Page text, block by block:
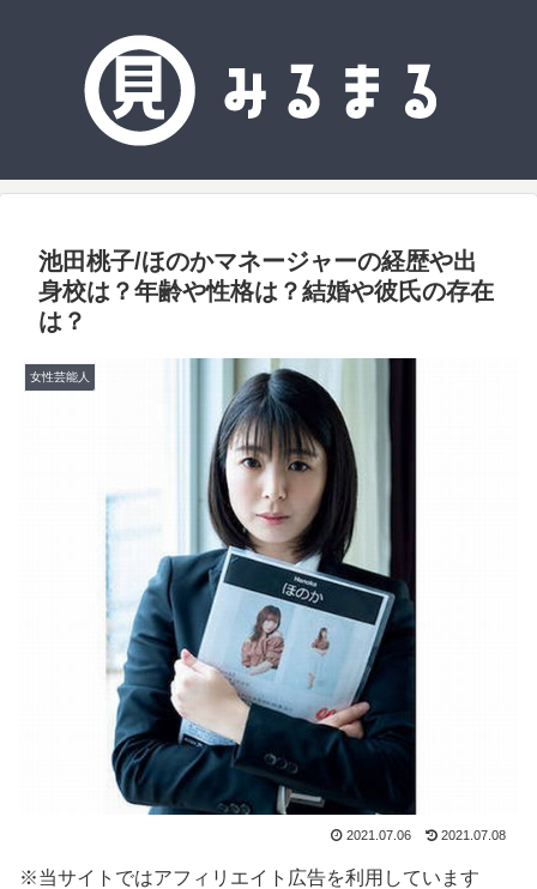
池田桃子/ほのかマネージャーの経歴や出
身校は？年齢や性格は？結婚や彼氏の存在
は？
女性芸能人
2021.07.06 2021.07.08
※当サイトではアフィリエイト広告を利用しています